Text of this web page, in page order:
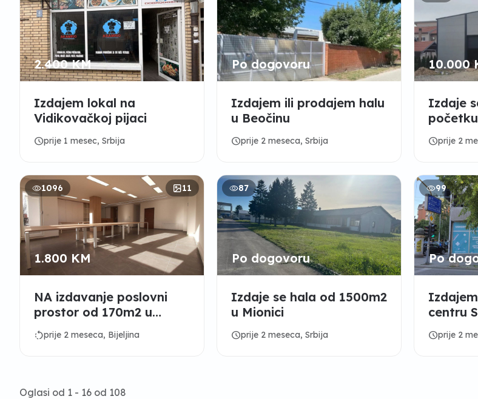
2.400 KM
Izdajem lokal na
Vidikovačkoj pijaci
scheduleprije 1 mesec, Srbija
Po dogovoru
Izdajem ili prodajem halu
u Beočinu
scheduleprije 2 meseca, Srbija
10.000
Izdaje
put
scheduleprije 2
1096 11
1.800 KM
NA izdavanje poslovni
prostor od 170m2 u
centru
rotate_leftprije 2 meseca, Bijeljina
87
Po dogovoru
Izdaje se hala od 1500m2
u Mionici
scheduleprije 2 meseca, Srbija
99
Po
centru
scheduleprije 2
Oglasi od 1 - 16 od 108